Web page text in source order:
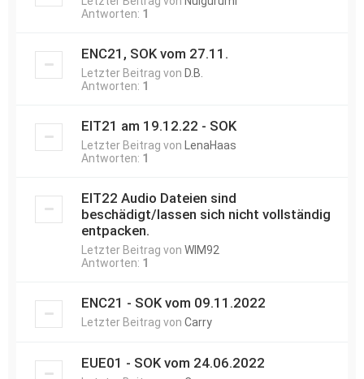
Antworten: 1
ENC21, SOK vom 27.11.
Letzter Beitrag von D.B.
Antworten: 1
EIT21 am 19.12.22 - SOK
Letzter Beitrag von
LenaHaas
Antworten: 1
EIT22 Audio Dateien sind
beschädigt/lassen sich nicht vollständig
entpacken.
Letzter Beitrag von WIM92
Antworten: 1
ENC21 - SOK vom 09.11.2022
Letzter Beitrag von Carry
EUE01 - SOK vom 24.06.2022